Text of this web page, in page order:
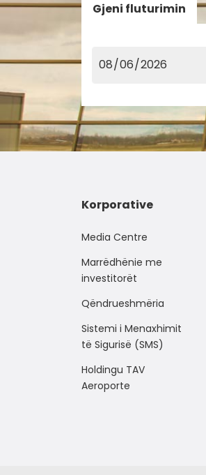
Gjeni fluturimin
Korporative
Media Centre
Marrëdhënie me
investitorët
Qëndrueshmëria
Sistemi i Menaxhimit
të Sigurisë (SMS)
Holdingu TAV
Aeroporte